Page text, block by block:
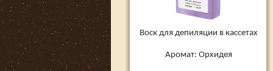
Воск для депиляции в кассетах
Аромат: Орхидея